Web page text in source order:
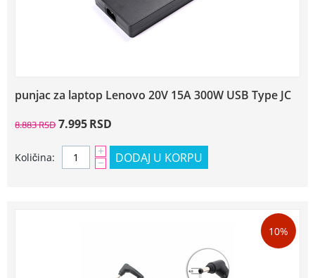
punjac za laptop Lenovo 20V 15A 300W USB Type JC
8.883RSD 7.995RSD
Količina: +
− DODAJ U KORPU
10%